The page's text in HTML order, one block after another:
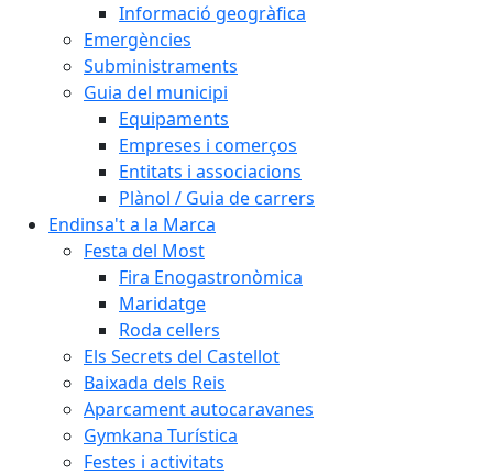
Informació geogràfica
Emergències
Subministraments
Guia del municipi
Equipaments
Empreses i comerços
Entitats i associacions
Plànol / Guia de carrers
Endinsa't a la Marca
Festa del Most
Fira Enogastronòmica
Maridatge
Roda cellers
Els Secrets del Castellot
Baixada dels Reis
Aparcament autocaravanes
Gymkana Turística
Festes i activitats